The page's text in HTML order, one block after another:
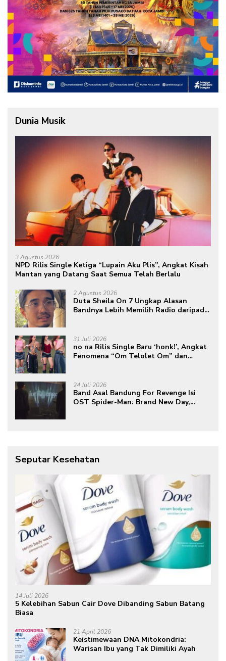
Dunia Musik
3 Agustus 2026
NPD Rilis Single Ketiga “Lupain Aku Plis”, Angkat Kisah
Mantan yang Datang Saat Semua Telah Berlalu
2 Agustus 2026
Duta Sheila On 7 Ungkap Alasan
Bandnya Lebih Memilih Radio daripada
31 Juli 2026
no na Rilis Single Baru ‘honk!’, Angkat
Fenomena “Om Telolet Om” dan
24 Juli 2026
Band Asal Bandung For Revenge Isi
OST Spider-Man: Brand New Day,
Seputar Kesehatan
14 Juli 2026
5 Kelebihan Sabun Cair Dove Dibanding Sabun Batang
Biasa
21 April 2026
Keistimewaan DNA Mitokondria:
Warisan Ibu yang Tak Dimiliki Ayah